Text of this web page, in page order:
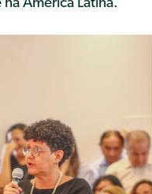
América Latina.